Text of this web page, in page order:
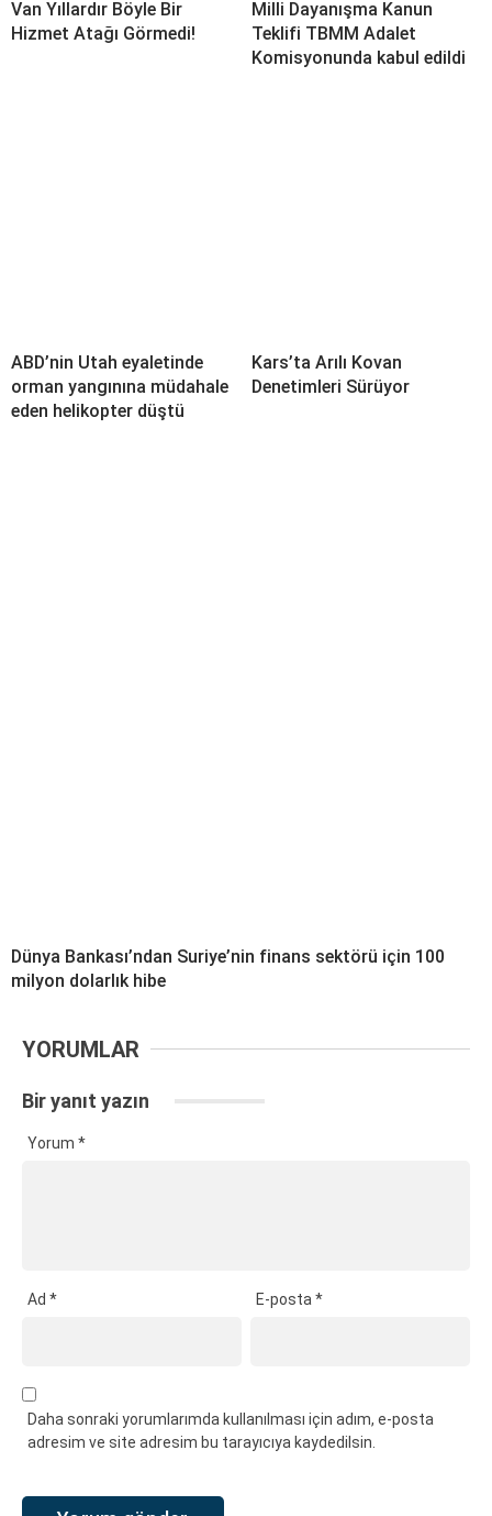
Van Yıllardır Böyle Bir
Hizmet Atağı Görmedi!
Milli Dayanışma Kanun
Teklifi TBMM Adalet
Komisyonunda kabul edildi
ABD’nin Utah eyaletinde
orman yangınına müdahale
eden helikopter düştü
Kars’ta Arılı Kovan
Denetimleri Sürüyor
Dünya Bankası’ndan Suriye’nin finans sektörü için 100
milyon dolarlık hibe
YORUMLAR
Bir yanıt yazın
Yorum *
Ad * E-posta*
Daha sonraki yorumlarımda kullanılması için adım, e-posta
adresim ve site adresim bu tarayıcıya kaydedilsin.